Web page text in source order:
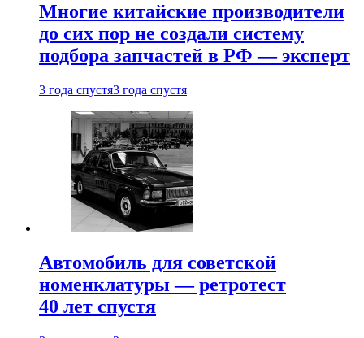
Многие китайские производители
до сих пор не создали систему
подбора запчастей в РФ — эксперт
3 года спустя3 года спустя
Автомобиль для советской
номенклатуры — ретротест
40 лет спустя